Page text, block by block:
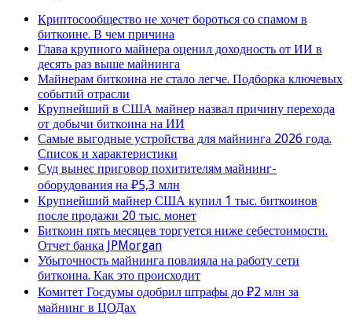
Криптосообщество не хочет бороться со спамом в
биткоине. В чем причина
Глава крупного майнера оценил доходность от ИИ в
десять раз выше майнинга
Майнерам биткоина не стало легче. Подборка ключевых
событий отрасли
Крупнейший в США майнер назвал причину перехода
от добычи биткоина на ИИ
Самые выгодные устройства для майнинга 2026 года.
Список и характеристики
Суд вынес приговор похитителям майнинг-
оборудования на ₽5,3 млн
Крупнейший майнер США купил 1 тыс. биткоинов
после продажи 20 тыс. монет
Биткоин пять месяцев торгуется ниже себестоимости.
Отчет банка JPMorgan
Убыточность майнинга повлияла на работу сети
биткоина. Как это происходит
Комитет Госдумы одобрил штрафы до ₽2 млн за
майнинг в ЦОДах